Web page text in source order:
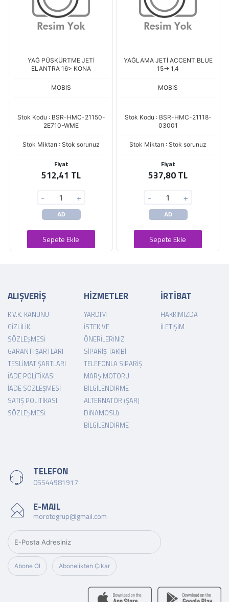
YAĞ PÜSKÜRTME JETİ
ELANTRA 16> KONA
MOBIS
Stok Kodu : BSR-HMC-21150-
2E710-WME
Stok Miktarı : Stok sorunuz
Fiyat
512,41 TL
- +
AD
Sepete Ekle
YAĞLAMA JETİ ACCENT BLUE
15-> 1,4
MOBIS
Stok Kodu : BSR-HMC-21118-
03001
Stok Miktarı : Stok sorunuz
Fiyat
537,80 TL
- +
AD
Sepete Ekle
ALIŞVERİŞ
K.V.K. KANUNU
GIZLILIK
SÖZLEŞMESI
GARANTI ŞARTLARI
TESLIMAT ŞARTLARI
İADE POLITIKASI
İADE SÖZLEŞMESI
SATIŞ POLITIKASI
SÖZLEŞMESI
HİZMETLER
YARDIM
İSTEK VE
ÖNERILERINIZ
SIPARIŞ TAKIBI
TELEFONLA SIPARIŞ
MARŞ MOTORU
BILGILENDIRME
ALTERNATÖR (ŞARJ
DINAMOSU)
BILGILENDIRME
İRTİBAT
HAKKIMIZDA
İLETIŞIM
TELEFON
05544981917
E-MAIL
morotogrup@gmail.com
Abone Ol Abonelikten Çıkar